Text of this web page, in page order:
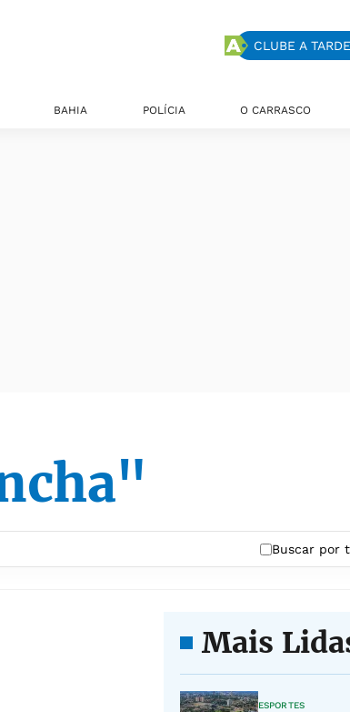
CLUBE A TARDE
BAHIA POLÍCIA O CARRASCO
Buscar por
Mais
ESPORTES